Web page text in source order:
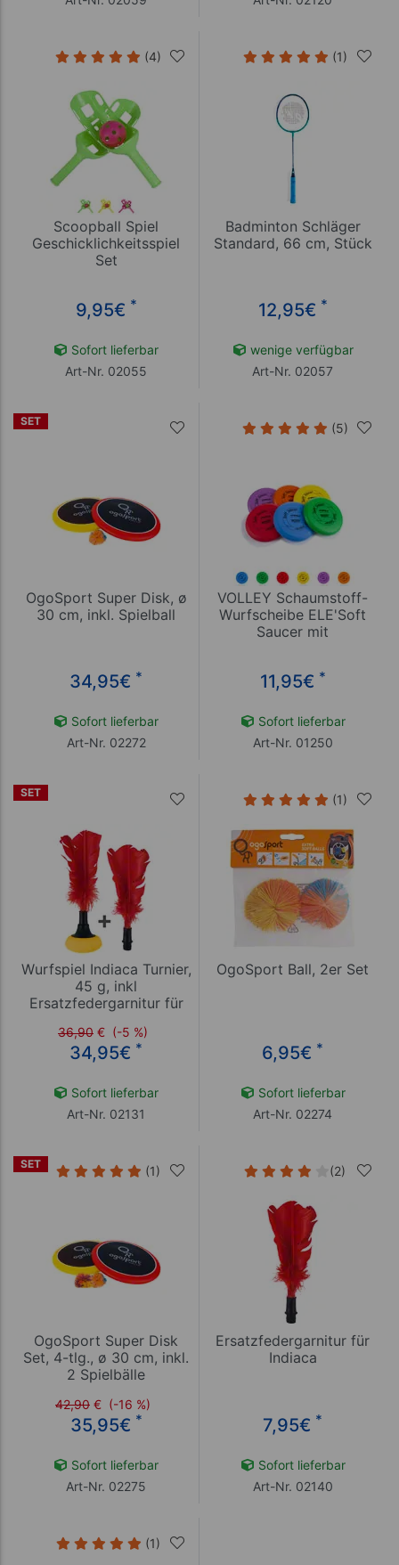
(4)
Scoopball Spiel
Geschicklichkeitsspiel
Set
9,95€ *
Sofort lieferbar
Art-Nr. 02055
(1)
Badminton Schläger
Standard, 66 cm, Stück
12,95€ *
wenige verfügbar
Art-Nr. 02057
SET
OgoSport Super Disk, ø
30 cm, inkl. Spielball
34,95€ *
Sofort lieferbar
Art-Nr. 02272
(5)
VOLLEY Schaumstoff-
Wurfscheibe ELE'Soft
Saucer mit
11,95€ *
Sofort lieferbar
Art-Nr. 01250
SET
Wurfspiel Indiaca Turnier,
45 g, inkl
Ersatzfedergarnitur für
36,90 € (-5 %)
34,95€ *
Sofort lieferbar
Art-Nr. 02131
(1)
OgoSport Ball, 2er Set
6,95€ *
Sofort lieferbar
Art-Nr. 02274
SET (1)
OgoSport Super Disk
Set, 4-tlg., ø 30 cm, inkl.
2 Spielbälle
42,90 € (-16 %)
35,95€ *
Sofort lieferbar
Art-Nr. 02275
(2)
Ersatzfedergarnitur für
Indiaca
7,95€ *
Sofort lieferbar
Art-Nr. 02140
(1)